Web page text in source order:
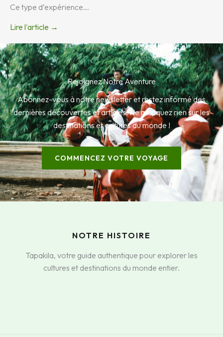
Ce type d’expérience...
Lire l'article →
Rejoignez Notre Aventure
Abonnez-vous à notre newsletter et restez informé des
dernières découvertes et articles. Ne manquez rien sur les
destinations et cultures du monde !
COMMENCEZ VOTRE VOYAGE
NOTRE HISTOIRE
Tapakila, votre guide authentique pour explorer les
cultures et destinations du monde entier.